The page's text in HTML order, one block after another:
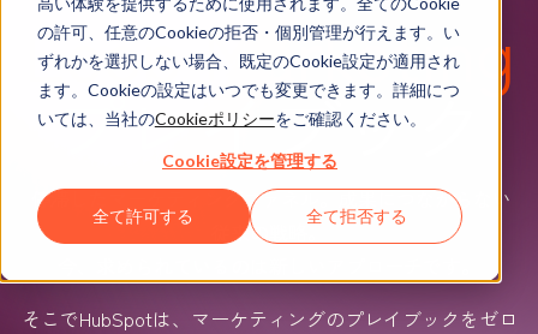
の許可、任意のCookieの拒否・個別管理が行えます。い
ずれかを選択しない場合、既定のCookie設定が適用され
ます。Cookieの設定はいつでも変更できます。詳細につ
いては、当社のCookieポリシーをご確認ください。
Cookie設定を管理する
全て許可する 全て拒否する
Loop Marketing
プレイブック
停滞したマーケティングファネル。成果につながらない
従来の戦略。
そこでHubSpotは、マーケティングのプレイブックをゼロ